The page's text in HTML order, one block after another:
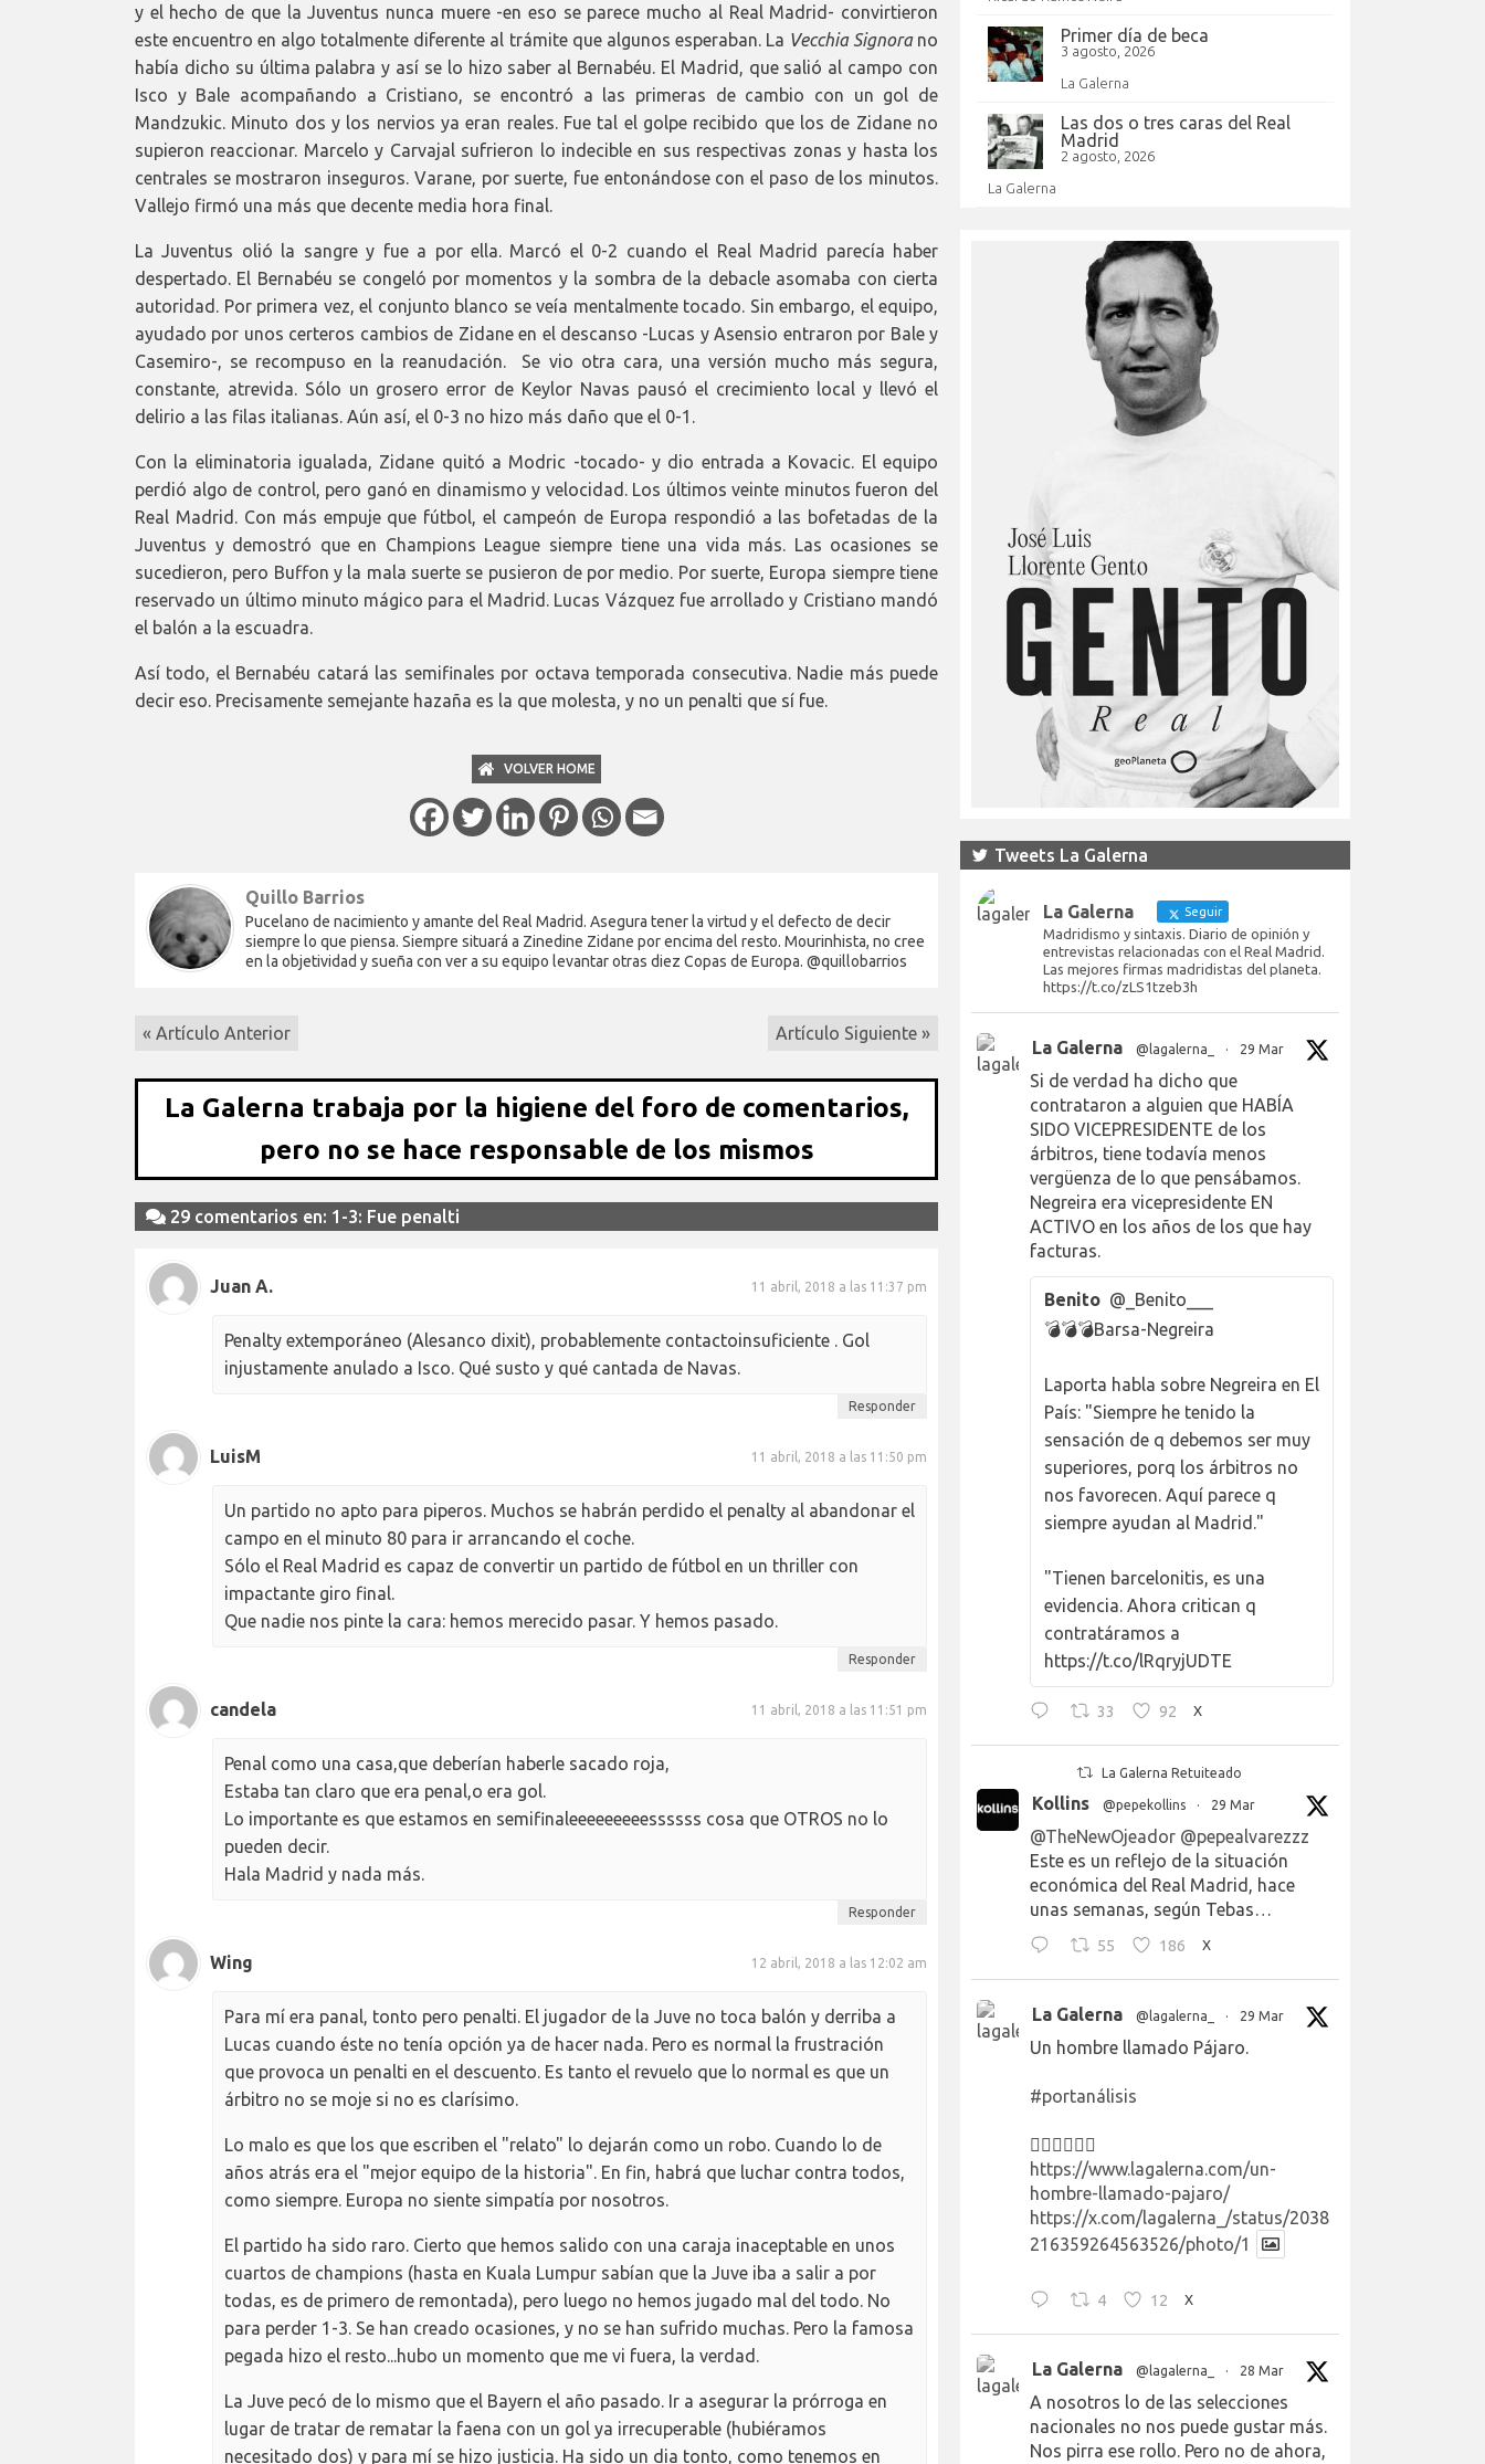
y el hecho de que la Juventus nunca muere -en eso se parece mucho al Real Madrid- convirtieron
este encuentro en algo totalmente diferente al trámite que algunos esperaban. La Vecchia Signorano
había dicho su última palabra y así se lo hizo saber al Bernabéu. El Madrid, que salió al campo con
Isco y Bale acompañando a Cristiano, se encontró a las primeras de cambio con un gol de
Mandzukic. Minuto dos y los nervios ya eran reales. Fue tal el golpe recibido que los de Zidane no
supieron reaccionar. Marcelo y Carvajal sufrieron lo indecible en sus respectivas zonas y hasta los
centrales se mostraron inseguros. Varane, por suerte, fue entonándose con el paso de los minutos.
Vallejo firmó una más que decente media hora final.
La Juventus olió la sangre y fue a por ella. Marcó el 0-2 cuando el Real Madrid parecía haber
despertado. El Bernabéu se congeló por momentos y la sombra de la debacle asomaba con cierta
autoridad. Por primera vez, el conjunto blanco se veía mentalmente tocado. Sin embargo, el equipo,
ayudado por unos certeros cambios de Zidane en el descanso -Lucas y Asensio entraron por Bale y
Casemiro-, se recompuso en la reanudación. Se vio otra cara, una versión mucho más segura,
constante, atrevida. Sólo un grosero error de Keylor Navas pausó el crecimiento local y llevó el
delirio a las filas italianas. Aún así, el 0-3 no hizo más daño que el 0-1.
Con la eliminatoria igualada, Zidane quitó a Modric -tocado- y dio entrada a Kovacic. El equipo
perdió algo de control, pero ganó en dinamismo y velocidad. Los últimos veinte minutos fueron del
Real Madrid. Con más empuje que fútbol, el campeón de Europa respondió a las bofetadas de la
Juventus y demostró que en Champions League siempre tiene una vida más. Las ocasiones se
sucedieron, pero Buffon y la mala suerte se pusieron de por medio. Por suerte, Europa siempre tiene
reservado un último minuto mágico para el Madrid. Lucas Vázquez fue arrollado y Cristiano mandó
el balón a la escuadra.
Así todo, el Bernabéu catará las semifinales por octava temporada consecutiva. Nadie más puede
decir eso. Precisamente semejante hazaña es la que molesta, y no un penalti que sí fue.
VOLVER HOME
Quillo Barrios
Pucelano de nacimiento y amante del Real Madrid. Asegura tener la virtud y el defecto de decir
siempre lo que piensa. Siempre situará a Zinedine Zidane por encima del resto. Mourinhista, no cree
en la objetividad y sueña con ver a su equipo levantar otras diez Copas de Europa. @quillobarrios
« Artículo Anterior Artículo Siguiente »
La Galerna trabaja por la higiene del foro de comentarios,
pero no se hace responsable de los mismos
29 comentarios en: 1-3: Fue penalti
Juan A. 11 abril, 2018 a las 11:37 pm
Penalty extemporáneo (Alesanco dixit), probablemente contactoinsuficiente . Gol
injustamente anulado a Isco. Qué susto y qué cantada de Navas.
Responder
LuisM 11 abril, 2018 a las 11:50 pm
Un partido no apto para piperos. Muchos se habrán perdido el penalty al abandonar el
campo en el minuto 80 para ir arrancando el coche.
Sólo el Real Madrid es capaz de convertir un partido de fútbol en un thriller con
impactante giro final.
Que nadie nos pinte la cara: hemos merecido pasar. Y hemos pasado.
Responder
candela 11 abril, 2018 a las 11:51 pm
Penal como una casa,que deberían haberle sacado roja,
Estaba tan claro que era penal,o era gol.
Lo importante es que estamos en semifinaleeeeeeeeessssss cosa que OTROS no lo
pueden decir.
Hala Madrid y nada más.
Responder
Wing 12 abril, 2018 a las 12:02 am
Para mí era panal, tonto pero penalti. El jugador de la Juve no toca balón y derriba a
Lucas cuando éste no tenía opción ya de hacer nada. Pero es normal la frustración
que provoca un penalti en el descuento. Es tanto el revuelo que lo normal es que un
árbitro no se moje si no es clarísimo.
Lo malo es que los que escriben el "relato" lo dejarán como un robo. Cuando lo de
años atrás era el "mejor equipo de la historia". En fin, habrá que luchar contra todos,
como siempre. Europa no siente simpatía por nosotros.
El partido ha sido raro. Cierto que hemos salido con una caraja inaceptable en unos
cuartos de champions (hasta en Kuala Lumpur sabían que la Juve iba a salir a por
todas, es de primero de remontada), pero luego no hemos jugado mal del todo. No
para perder 1-3. Se han creado ocasiones, y no se han sufrido muchas. Pero la famosa
pegada hizo el resto...hubo un momento que me vi fuera, la verdad.
La Juve pecó de lo mismo que el Bayern el año pasado. Ir a asegurar la prórroga en
lugar de tratar de rematar la faena con un gol ya irrecuperable (hubiéramos
necesitado dos) y para mí se hizo justicia. Ha sido un dia tonto, como tenemos en
Primer día de beca
3 agosto, 2026
La Galerna
Las dos o tres caras del Real
Madrid
2 agosto, 2026
La Galerna
Tweets La Galerna
La Galerna Seguir
Madridismo y sintaxis. Diario de opinión y
entrevistas relacionadas con el Real Madrid.
Las mejores firmas madridistas del planeta.
https://t.co/zLS1tzeb3h
La Galerna @lagalerna_ · 29 Mar
Si de verdad ha dicho que
contrataron a alguien que HABÍA
SIDO VICEPRESIDENTE de los
árbitros, tiene todavía menos
vergüenza de lo que pensábamos.
Negreira era vicepresidente EN
ACTIVO en los años de los que hay
facturas.
Benito @_Benito___
💣💣💣Barsa-Negreira
Laporta habla sobre Negreira en El
País: "Siempre he tenido la
sensación de q debemos ser muy
superiores, porq los árbitros no
nos favorecen. Aquí parece q
siempre ayudan al Madrid."
"Tienen barcelonitis, es una
evidencia. Ahora critican q
contratáramos a
https://t.co/lRqryjUDTE
33 92 X
La Galerna Retuiteado
Kollins @pepekollins · 29 Mar
@TheNewOjeador @pepealvarezzz
Este es un reflejo de la situación
económica del Real Madrid, hace
unas semanas, según Tebas…
55 186 X
La Galerna @lagalerna_ · 29 Mar
Un hombre llamado Pájaro.
#portanálisis
👉🏻👉🏻👉🏻
https://www.lagalerna.com/un-
hombre-llamado-pajaro/
https://x.com/lagalerna_/status/2038
216359264563526/photo/1
4 12 X
La Galerna @lagalerna_ · 28 Mar
A nosotros lo de las selecciones
nacionales no nos puede gustar más.
Nos pirra ese rollo. Pero no de ahora,